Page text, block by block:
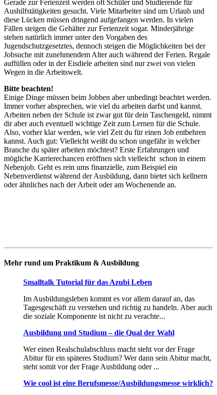
Gerade zur Ferienzeit werden oft Schüler und Studierende für
Aushilfstätigkeiten gesucht. Viele Mitarbeiter sind um Urlaub und
diese Lücken müssen dringend aufgefangen werden. In vielen
Fällen steigen die Gehälter zur Ferienzeit sogar. Minderjährige
stehen natürlich immer unter den Vorgaben des
Jugendschutzgesetztes, dennoch steigen die Möglichkeiten bei der
Jobsuche mit zunehmendem Alter auch während der Ferien. Regale
auffüllen oder in der Eisdiele arbeiten sind nur zwei von vielen
Wegen in die Arbeitswelt.
Bitte beachten!
Einige Dinge müssen beim Jobben aber unbedingt beachtet werden.
Immer vorher absprechen, wie viel du arbeiten darfst und kannst.
Arbeiten neben der Schule ist zwar gut für dein Taschengeld, nimmt
dir aber auch eventuell wichtige Zeit zum Lernen für die Schule.
Also, vorher klar werden, wie viel Zeit du für einen Job entbehren
kannst. Auch gut: Vielleicht weißt du schon ungefähr in welcher
Branche du später arbeiten möchtest? Erste Erfahrungen und
mögliche Karrierechancen eröffnen sich vielleicht schon in einem
Nebenjob. Geht es rein ums finanzielle, zum Beispiel ein
Nebenverdienst während der Ausbildung, dann bietet sich kellnern
oder ähnliches nach der Arbeit oder am Wochenende an.
Mehr rund um Praktikum & Ausbildung
Smalltalk Tutorial für das Azubi Leben
Im Ausbildungsleben kommt es vor allem darauf an, das
Tagesgeschäft zu verstehen und richtig zu handeln. Aber auch
die soziale Komponente ist nicht zu verachte...
Ausbildung und Studium – die Qual der Wahl
Wer einen Realschulabschluss macht steht vor der Frage
Abitur für ein späteres Studium? Wer dann sein Abitur macht,
steht somit vor der Frage Ausbildung oder ...
Wie cool ist eine Berufsmesse/Ausbildungsmesse wirklich?